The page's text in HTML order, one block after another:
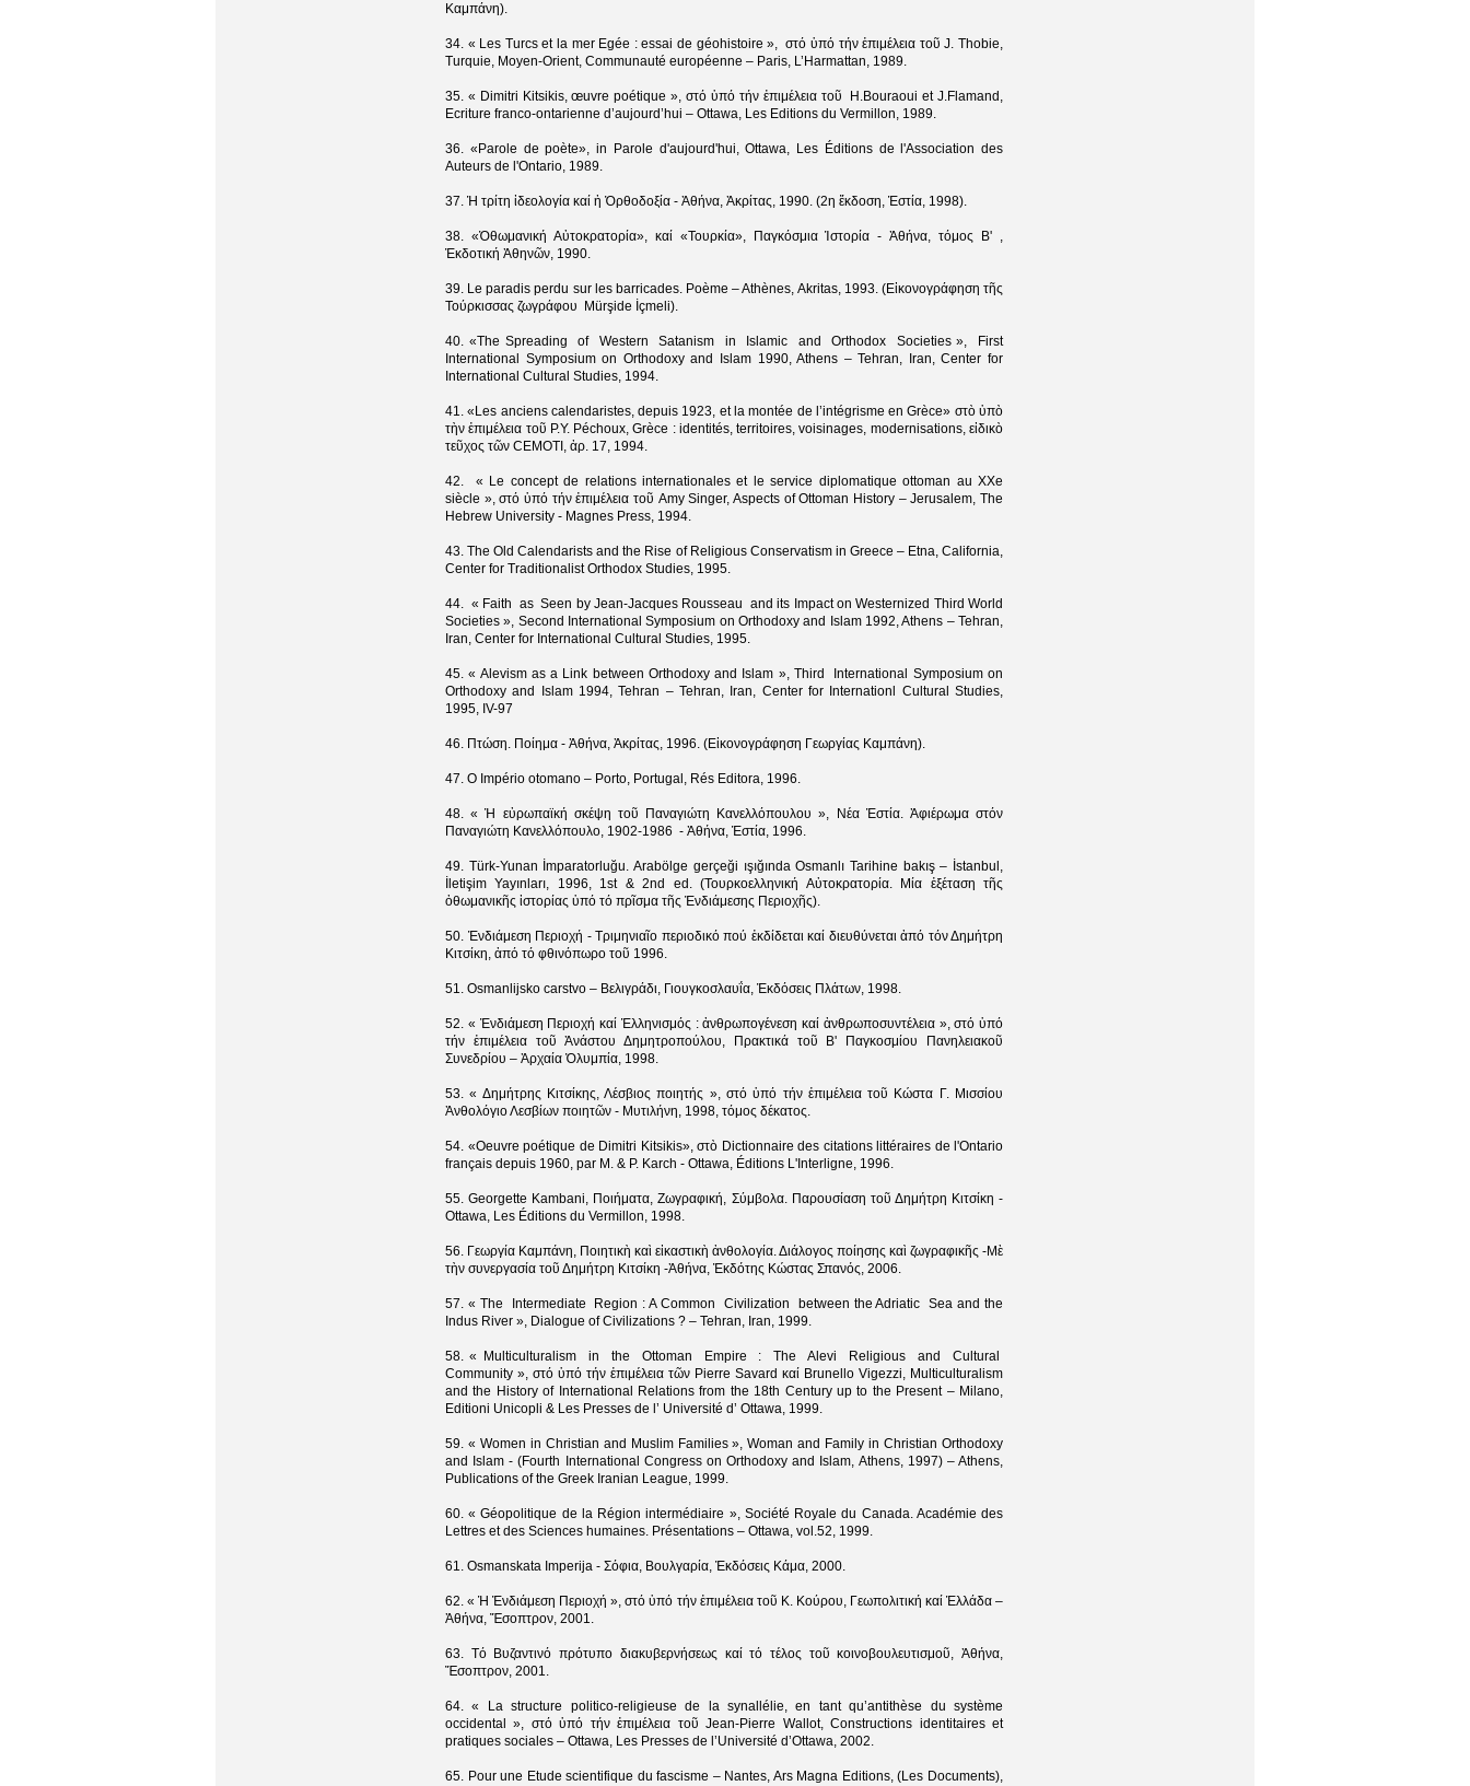
Καμπάνη).
34. « Les Turcs et la mer Egée : essai de géohistoire », στό ὑπό τήν ἐπιμέλεια τοῦ J. Thobie,
Turquie, Moyen-Orient, Communauté européenne – Paris, L’Harmattan, 1989.
35. « Dimitri Kitsikis, œuvre poétique », στό ὑπό τήν ἐπιμέλεια τοῦ H.Bouraoui et J.Flamand,
Ecriture franco-ontarienne d’aujourd’hui – Ottawa, Les Editions du Vermillon, 1989.
36. «Parole de poète», in Parole d'aujourd'hui, Ottawa, Les Éditions de l'Association des
Auteurs de l'Ontario, 1989.
37. Ἡ τρίτη ἰδεολογία καί ἡ Ὀρθοδοξία - Ἀθήνα, Ἀκρίτας, 1990. (2η ἔκδοση, Ἑστία, 1998).
38. «Ὀθωμανική Αὐτοκρατορία», καί «Τουρκία», Παγκόσμια Ἱστορία - Ἀθήνα, τόμος Β' ,
Ἐκδοτική Ἀθηνῶν, 1990.
39. Le paradis perdu sur les barricades. Poème – Athènes, Akritas, 1993. (Εἰκονογράφηση τῆς
Τούρκισσας ζωγράφου Mürşide İçmeli).
40. «The Spreading of Western Satanism in Islamic and Orthodox Societies », First
International Symposium on Orthodoxy and Islam 1990, Athens – Tehran, Iran, Center for
International Cultural Studies, 1994.
41. «Les anciens calendaristes, depuis 1923, et la montée de l’intégrisme en Grèce» στὸ ὑπὸ
τὴν ἐπιμέλεια τοῦ P.Y. Péchoux, Grèce : identités, territoires, voisinages, modernisations, εἰδικὸ
τεῦχος τῶν CEMOTI, ἀρ. 17, 1994.
42. « Le concept de relations internationales et le service diplomatique ottoman au XXe
siècle », στό ὑπό τήν ἐπιμέλεια τοῦ Amy Singer, Aspects of Ottoman History – Jerusalem, The
Hebrew University - Magnes Press, 1994.
43. The Old Calendarists and the Rise of Religious Conservatism in Greece – Etna, California,
Center for Traditionalist Orthodox Studies, 1995.
44. « Faith as Seen by Jean-Jacques Rousseau and its Impact on Westernized Third World
Societies », Second International Symposium on Orthodoxy and Islam 1992, Athens – Tehran,
Iran, Center for International Cultural Studies, 1995.
45. « Alevism as a Link between Orthodoxy and Islam », Third International Symposium on
Orthodoxy and Islam 1994, Tehran – Tehran, Iran, Center for Internationl Cultural Studies,
1995, IV-97
46. Πτώση. Ποίημα - Ἀθήνα, Ἀκρίτας, 1996. (Εἰκονογράφηση Γεωργίας Καμπάνη).
47. O Império otomano – Porto, Portugal, Rés Editora, 1996.
48. « Ἡ εὐρωπαϊκή σκέψη τοῦ Παναγιώτη Κανελλόπουλου », Νέα Ἑστία. Ἀφιέρωμα στόν
Παναγιώτη Κανελλόπουλο, 1902-1986 - Ἀθήνα, Ἑστία, 1996.
49. Türk-Yunan İmparatorluğu. Arabölge gerçeği ışığında Osmanlı Tarihine bakış – İstanbul,
İletişim Yayınları, 1996, 1st & 2nd ed. (Τουρκοελληνική Αὐτοκρατορία. Μία ἐξέταση τῆς
ὀθωμανικῆς ἱστορίας ὑπό τό πρῖσμα τῆς Ἐνδιάμεσης Περιοχῆς).
50. Ἐνδιάμεση Περιοχή - Τριμηνιαῖο περιοδικό πού ἐκδίδεται καί διευθύνεται ἀπό τόν Δημήτρη
Κιτσίκη, ἀπό τό φθινόπωρο τοῦ 1996.
51. Osmanlijsko carstvo – Βελιγράδι, Γιουγκοσλαυΐα, Ἐκδόσεις Πλάτων, 1998.
52. « Ἐνδιάμεση Περιοχή καί Ἑλληνισμός : ἀνθρωπογένεση καί ἀνθρωποσυντέλεια », στό ὑπό
τήν ἐπιμέλεια τοῦ Ἀνάστου Δημητροπούλου, Πρακτικά τοῦ Β' Παγκοσμίου Πανηλειακοῦ
Συνεδρίου – Ἀρχαία Ὀλυμπία, 1998.
53. « Δημήτρης Κιτσίκης, Λέσβιος ποιητής », στό ὑπό τήν ἐπιμέλεια τοῦ Κώστα Γ. Μισσίου
Ἀνθολόγιο Λεσβίων ποιητῶν - Μυτιλήνη, 1998, τόμος δέκατος.
54. «Oeuvre poétique de Dimitri Kitsikis», στὸ Dictionnaire des citations littéraires de l'Ontario
français depuis 1960, par M. & P. Karch - Ottawa, Éditions L'Interligne, 1996.
55. Georgette Kambani, Ποιήματα, Ζωγραφική, Σύμβολα. Παρουσίαση τοῦ Δημήτρη Κιτσίκη -
Ottawa, Les Éditions du Vermillon, 1998.
56. Γεωργία Καμπάνη, Ποιητικὴ καὶ εἰκαστικὴ ἀνθολογία. Διάλογος ποίησης καὶ ζωγραφικῆς -Μὲ
τὴν συνεργασία τοῦ Δημήτρη Κιτσίκη -Ἀθήνα, Ἐκδότης Κώστας Σπανός, 2006.
57. « The Intermediate Region : A Common Civilization between the Adriatic Sea and the
Indus River », Dialogue of Civilizations ? – Tehran, Iran, 1999.
58. « Multiculturalism in the Ottoman Empire : The Alevi Religious and Cultural
Community », στό ὑπό τήν ἐπιμέλεια τῶν Pierre Savard καί Brunello Vigezzi, Multiculturalism
and the History of International Relations from the 18th Century up to the Present – Milano,
Editioni Unicopli & Les Presses de l’ Université d’ Ottawa, 1999.
59. « Women in Christian and Muslim Families », Woman and Family in Christian Orthodoxy
and Islam - (Fourth International Congress on Orthodoxy and Islam, Athens, 1997) – Athens,
Publications of the Greek Iranian League, 1999.
60. « Géopolitique de la Région intermédiaire », Société Royale du Canada. Académie des
Lettres et des Sciences humaines. Présentations – Ottawa, vol.52, 1999.
61. Osmanskata Imperija - Σόφια, Βουλγαρία, Ἐκδόσεις Κάμα, 2000.
62. « Ἡ Ἐνδιάμεση Περιοχή », στό ὑπό τήν ἐπιμέλεια τοῦ Κ. Κούρου, Γεωπολιτική καί Ἑλλάδα –
Ἀθήνα, Ἔσοπτρον, 2001.
63. Τό Βυζαντινό πρότυπο διακυβερνήσεως καί τό τέλος τοῦ κοινοβουλευτισμοῦ, Ἀθήνα,
Ἔσοπτρον, 2001.
64. « La structure politico-religieuse de la synallélie, en tant qu’antithèse du système
occidental », στό ὑπό τήν ἐπιμέλεια τοῦ Jean-Pierre Wallot, Constructions identitaires et
pratiques sociales – Ottawa, Les Presses de l’Université d’Ottawa, 2002.
65. Pour une Etude scientifique du fascisme – Nantes, Ars Magna Editions, (Les Documents),